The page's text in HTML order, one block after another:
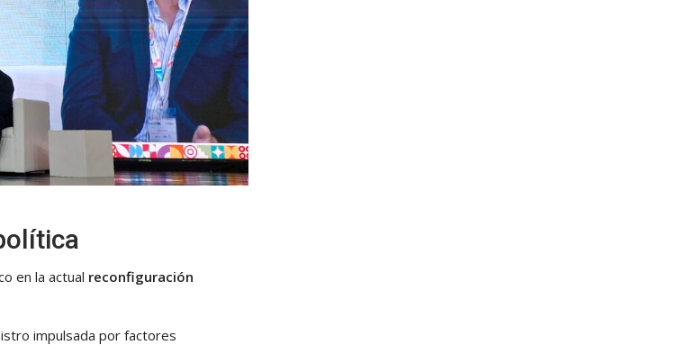
en la actual reconfiguración
impulsada por factores